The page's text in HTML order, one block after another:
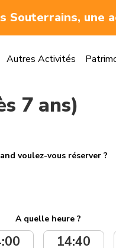
Souterrains,
Autres Activités
7 ans)
voulez-vous réserver ?
A quelle heure ?
14:40